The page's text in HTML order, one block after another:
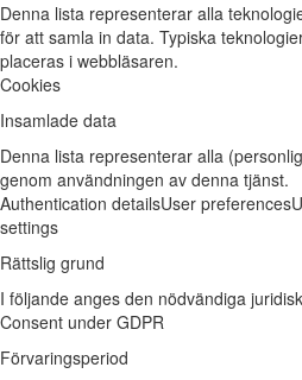
Denna lista representerar alla
för att samla in data. Typiska
placeras i webbläsaren.
Cookies
Insamlade data
Denna lista representerar alla
genom användningen av denna tjänst.
Authentication detailsUser preferences
settings
Rättslig grund
I följande anges den nödvändiga
Consent under GDPR
Förvaringsperiod